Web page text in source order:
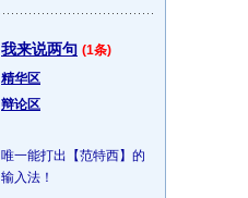
我来说两句 (1条)
精华区
辩论区
唯一能打出【范特西】的
输入法！